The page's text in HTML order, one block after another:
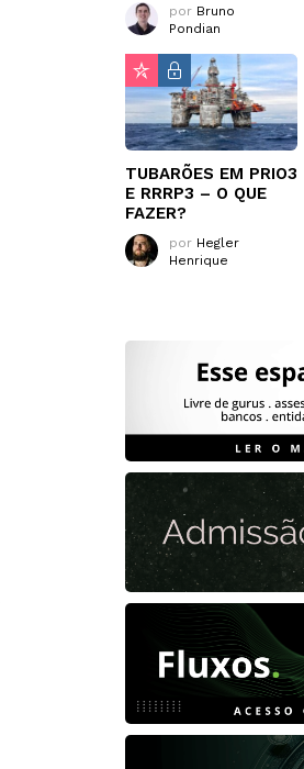
por Bruno
Pondian
TUBARÕES EM PRIO3
E RRRP3 – O QUE
FAZER?
por Hegler
Henrique